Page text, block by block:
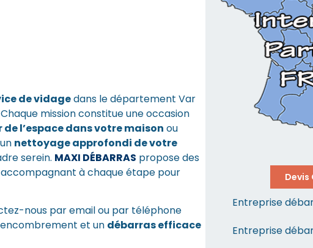
de vidagedans le département Var
mission constitue une occasion
l’espace dans votre maison ou
nettoyage approfondi de votre
serein. MAXI DÉBARRAS propose des
à chaque étape pour
nous par emailou par téléphone
et un débarras efficace
Devis
Entreprise
Entreprise